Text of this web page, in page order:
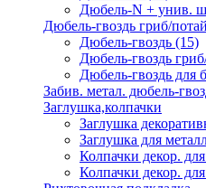
Дюбель-N + унив.
Дюбель-гвоздь гриб/
Дюбель-гвоздь (15)
Дюбель-гвоздь
Дюбель-гвоздь для
Забив. метал. дюбель-
Заглушка,колпачки
Заглушка
Заглушка для
Колпачки декор.
Колпачки декор.